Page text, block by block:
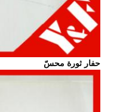
حفار ثورة محسّ